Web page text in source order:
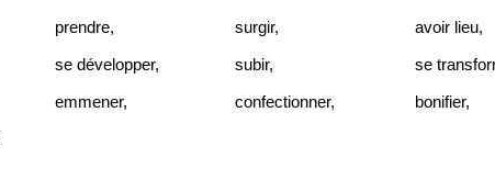
prendre, surgir, avoir lieu,
se développer, subir, se
emmener, confectionner, bonifier,